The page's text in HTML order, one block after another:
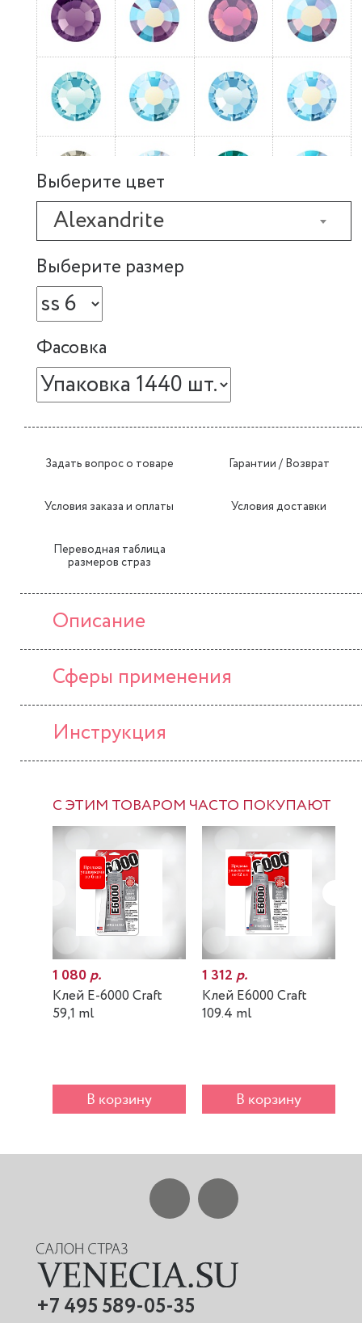
Выберите цвет
Alexandrite
Выберите размер
Фасовка
Задать вопрос о товаре Гарантии / Возврат
Условия заказа и оплаты Условия доставки
Переводная таблица
размеров страз
Описание
Сферы применения
Инструкция
С ЭТИМ ТОВАРОМ ЧАСТО ПОКУПАЮТ
1 080р.
Клей E-6000 Craft
59,1 ml
В корзину
1 312р.
Клей E6000 Craft
109.4 ml
В корзину
+7 495 589-05-35